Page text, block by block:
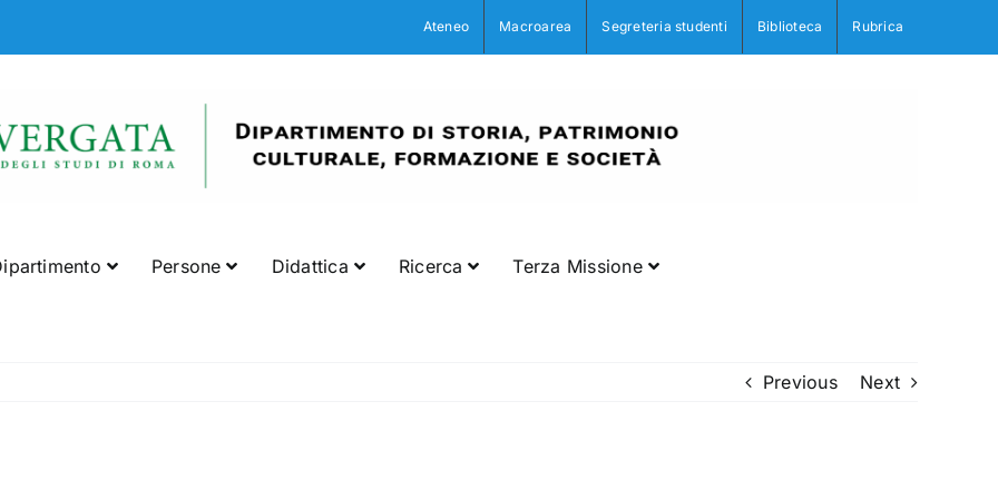
Ateneo Macroarea Segreteria studenti Biblioteca Rubrica
Persone Didattica Ricerca Terza Missione
Previous Next